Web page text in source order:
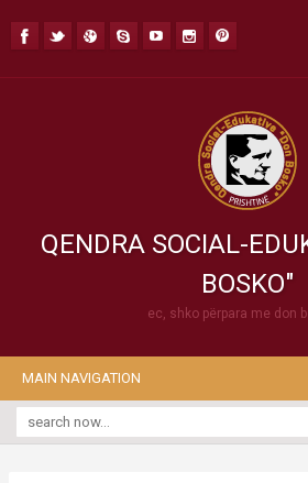
QENDRA SOCIAL-
BOSKO"
ec, shko përpara me don
MAIN NAVIGATION